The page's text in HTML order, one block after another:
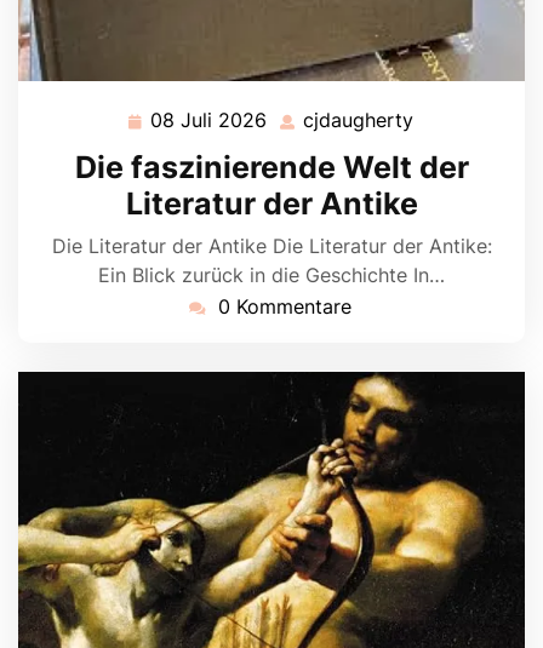
08 Juli 2026 08
2026
cjdaugherty
Die faszinierende Welt der
Literatur der Antike
Die Literatur der Antike Die Literatur der Antike:
Ein Blick zurück in die Geschichte In…
0 Kommentare